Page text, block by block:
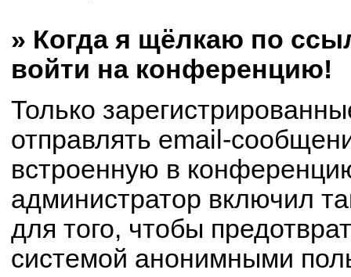
» Когда я щёлкаю по
войти на конференцию!
Только
отправлять email-
встроенную в
администратор включил
для того, чтобы
системой анонимными